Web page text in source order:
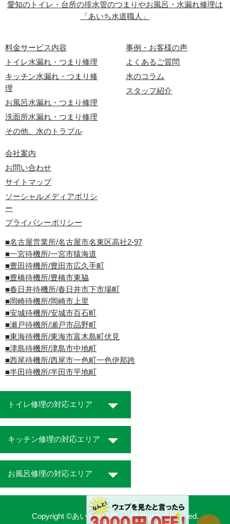
愛知のトイレ・台所の排水管のつまりやお風呂・水漏れ修理は
「あいち水道職人」
料金サービス内容
トイレ水漏れ・つまり修理
キッチン水漏れ・つまり修
理
お風呂水漏れ・つまり修理
洗面所水漏れ・つまり修理
その他、水のトラブル
事例・お客様の声
よくあるご質問
水のコラム
スタッフ紹介
会社案内
お問い合わせ
サイトマップ
ソーシャルメディアポリシ
ー
プライバシーポリシー
■名古屋営業所/名古屋市名東区高社2-97
■一宮待機所/一宮市猿海道
■豊田待機所/豊田市広久手町
■豊橋待機所/豊橋市東脇
■春日井待機所/春日井市下市場町
■岡崎待機所/岡崎市上里
■安城待機所/安城市百石町
■瀬戸待機所/瀬戸市品野町
■東海待機所/東海市富木島町伏見
■津島待機所/津島市中地町
■西尾待機所/西尾市一色町一色伊那跨
■半田待機所/半田市平地町
トイレ修理の対応エリア
キッチン修理の対応エリア
お風呂修理の対応エリア
Copyright ©あいち水道職人. All Rights Reserved.